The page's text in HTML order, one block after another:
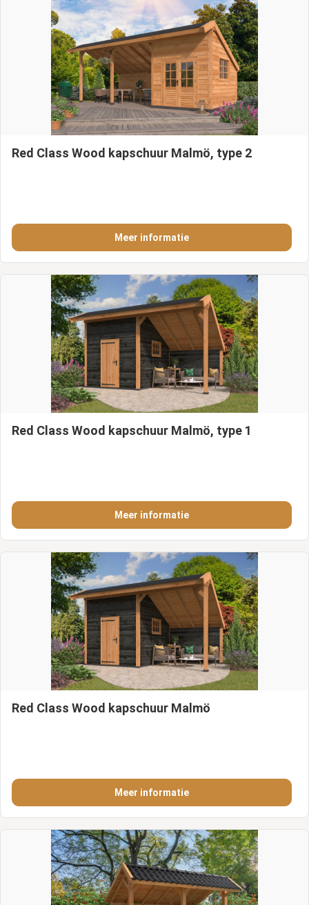
Red Class Wood kapschuur Malmö, type 2
Meer informatie
Red Class Wood kapschuur Malmö, type 1
Meer informatie
Red Class Wood kapschuur Malmö
Meer informatie